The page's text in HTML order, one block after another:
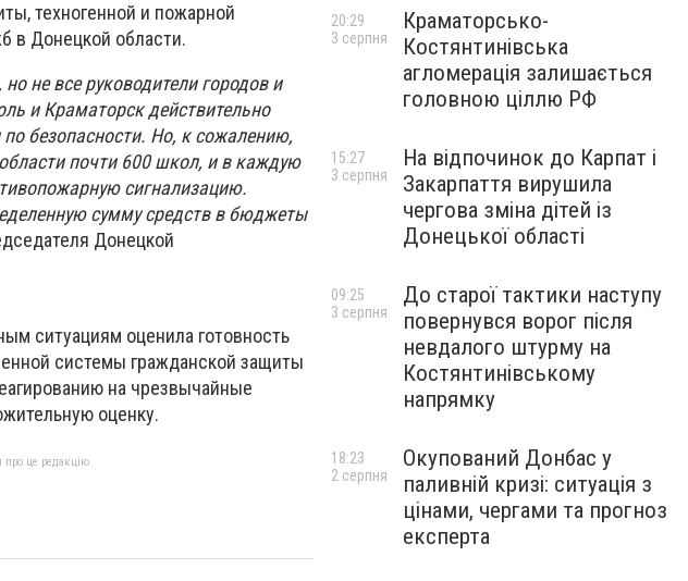
техногенной и пожарной
в Донецкой области.
не все руководители городов и
и Краматорск действительно
безопасности. Но, к сожалению,
почти 600 школ, и в каждую
сигнализацию.
сумму средств в бюджеты
Донецкой
ситуациям оценила готовность
системы гражданской защиты
на чрезвычайные
оценку.
про це редакцію
Краматорсько-
Костянтинівська
агломерація залишається
головною ціллю РФ
20:29
3 серпня
На відпочинок до Карпат і
Закарпаття вирушила
чергова зміна дітей із
Донецької області
15:27
3 серпня
До старої тактики наступу
повернувся ворог після
невдалого штурму на
Костянтинівському
напрямку
09:25
3 серпня
Окупований Донбас у
паливній кризі: ситуація з
цінами, чергами та прогноз
експерта
18:23
2 серпня